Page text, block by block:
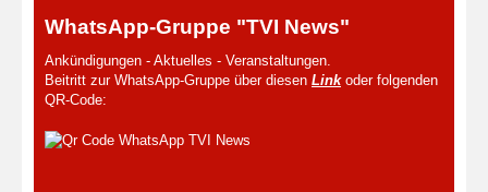
WhatsApp-Gruppe "TVI News"
Ankündigungen - Aktuelles - Veranstaltungen.
Beitritt zur WhatsApp-Gruppe über diesen Linkoder folgenden
QR-Code: